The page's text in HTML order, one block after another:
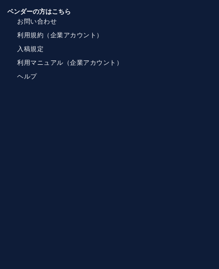
ベンダーの方はこちら
お問い合わせ
利用規約（企業アカウント）
入稿規定
利用マニュアル（企業アカウント）
ヘルプ